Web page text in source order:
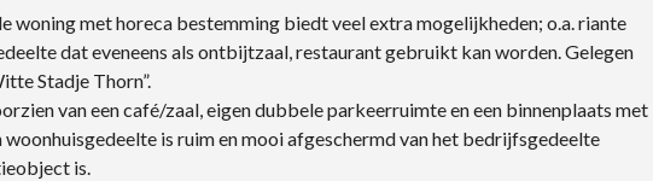
woning met horeca bestemming biedt veel extra mogelijkheden; o.a. riante
dat eveneens als ontbijtzaal, restaurant gebruikt kan worden. Gelegen
Stadje Thorn”.
van een café/zaal, eigen dubbele parkeerruimte en een binnenplaats met
is ruim en mooi afgeschermd van het bedrijfsgedeelte
is.